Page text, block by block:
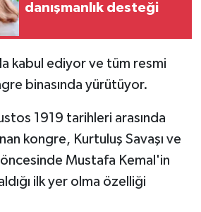
danışmanlık desteği
kabul ediyor ve tüm resmi
binasında yürütüyor.
1919 tarihleri arasında
kongre, Kurtuluş Savaşı ve
Mustafa Kemal'in
ilk yer olma özelliği